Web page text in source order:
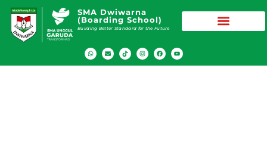
SMA Dwiwarna
(Boarding School)
Building Better Standard for the Future